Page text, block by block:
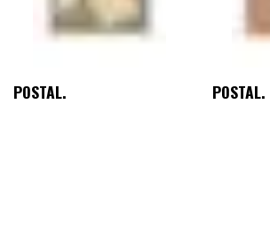
POSTAL. POSTAL.